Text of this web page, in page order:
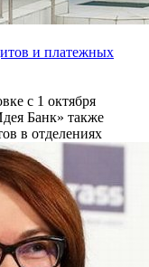
и платежных
с 1 октября
Банк» также
в отделениях